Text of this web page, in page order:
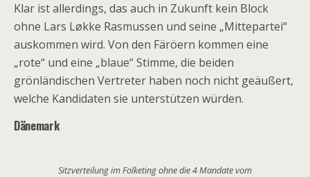
Klar ist allerdings, das auch in Zukunft kein Block
ohne Lars Løkke Rasmussen und seine „Mittepartei“
auskommen wird. Von den Färöern kommen eine
„rote“ und eine „blaue“ Stimme, die beiden
grönländischen Vertreter haben noch nicht geäußert,
welche Kandidaten sie unterstützen würden.
Dänemark
Sitzverteilung im Folketing ohne die 4 Mandate vom